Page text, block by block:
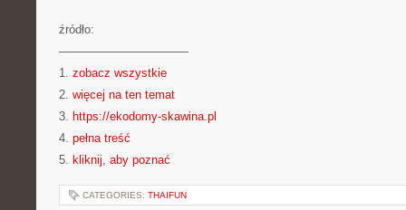
źródło:
———————————
1. zobacz wszystkie
2. więcej na ten temat
3. https://ekodomy-skawina.pl
4. pełna treść
5. kliknij, aby poznać
CATEGORIES: THAIFUN